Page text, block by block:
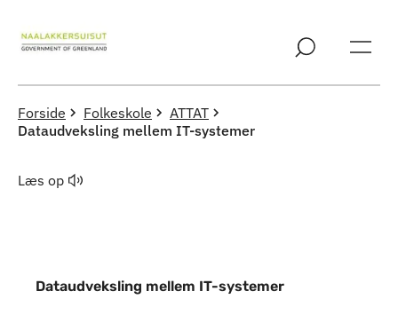
Forside Folkeskole
ATTAT
Dataudveksling mellem IT-systemer
Læs op
Dataudveksling mellem IT-systemer